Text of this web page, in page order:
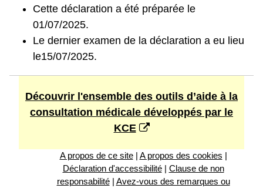
Cette déclaration a été préparée le
01/07/2025.
Le dernier examen de la déclaration a eu lieu
le15/07/2025.
Découvrir l'ensemble des outils d’aide à la
consultation médicale développés par le
KCE
A propos de ce site| A propos des cookies |
Déclaration d'accessibilité| Clause de non
responsabilité| Avez-vous des remarques ou